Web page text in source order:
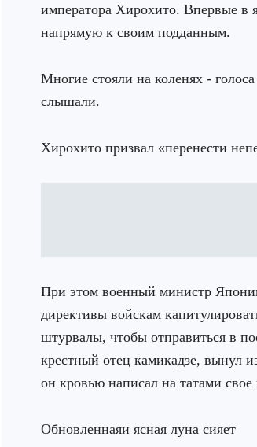
императора Хирохито. Впервые в
напрямую к своим подданным.
Многие стояли на коленях -
слышали.
Хирохито призвал «перенести
При этом военный министр
директивы войскам
штурвалы, чтобы отправиться в
крестный отец камикадзе, вынул
он кровью написал на татами свое
Обновленнаяи ясная луна сияет